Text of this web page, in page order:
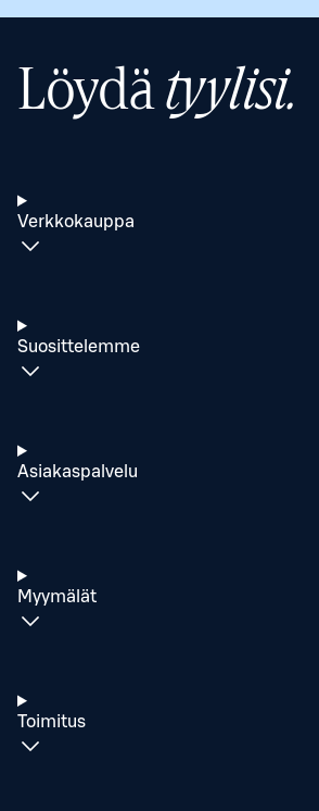
Löydätyylisi.
Verkkokauppa
Suosittelemme
Asiakaspalvelu
Myymälät
Toimitus